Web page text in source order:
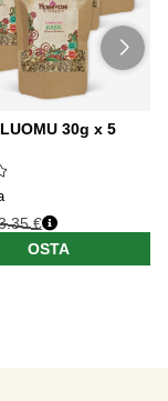
30g x 5
€
OSTA